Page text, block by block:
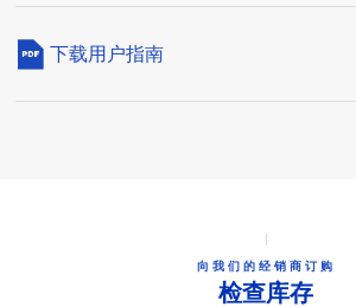
下载用户指南
向我们的经销商订购
检查库存